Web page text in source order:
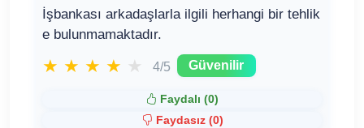
İşbankası arkadaşlarla ilgili herhangi bir tehlik
e bulunmamaktadır.
★ ★ ★ ★ ★ 4/5 Güvenilir
Faydalı (0)
Faydasız (0)